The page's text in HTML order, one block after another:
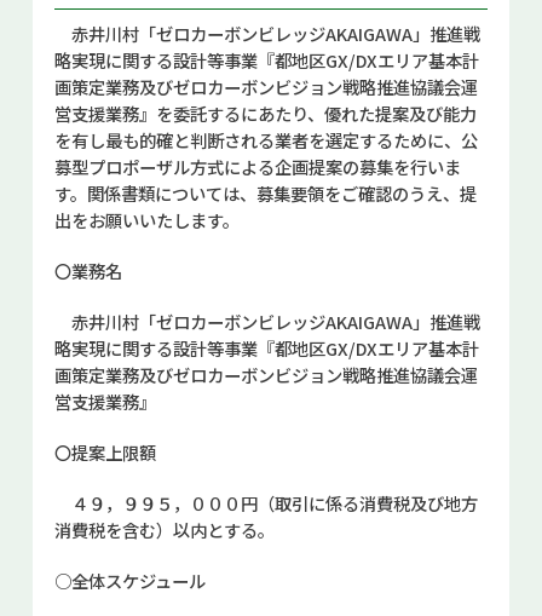
赤井川村「ゼロカーボンビレッジAKAIGAWA」推進戦
略実現に関する設計等事業『都地区GX/DXエリア基本計
画策定業務及びゼロカーボンビジョン戦略推進協議会運
営支援業務』を委託するにあたり、優れた提案及び能力
を有し最も的確と判断される業者を選定するために、公
募型プロポーザル方式による企画提案の募集を行いま
す。関係書類については、募集要領をご確認のうえ、提
出をお願いいたします。
〇業務名
赤井川村「ゼロカーボンビレッジAKAIGAWA」推進戦
略実現に関する設計等事業『都地区GX/DXエリア基本計
画策定業務及びゼロカーボンビジョン戦略推進協議会運
営支援業務』
〇提案上限額
４９，９９５，０００円（取引に係る消費税及び地方
消費税を含む）以内とする。
○全体スケジュール